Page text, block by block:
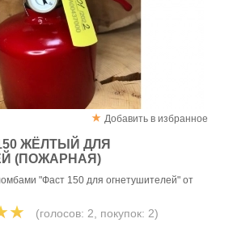
Добавить в избранное
ЖЁЛТЫЙ ДЛЯ
(ПОЖАРНАЯ)
"Фаст 150 для огнетушителей" от
(голосов: 2, покупок: 2)